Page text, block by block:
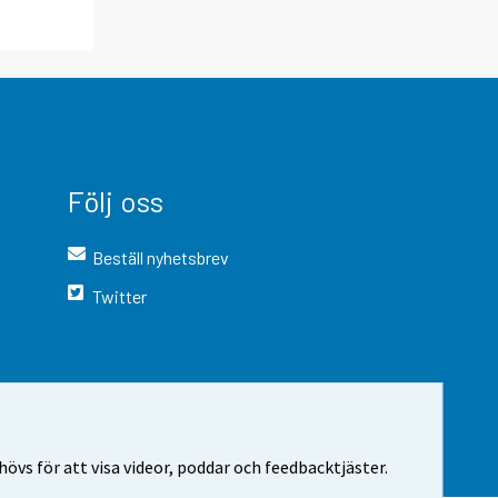
för att visa videor, poddar och feedbacktjäster.
Följ oss
Beställ nyhetsbrev
Twitter